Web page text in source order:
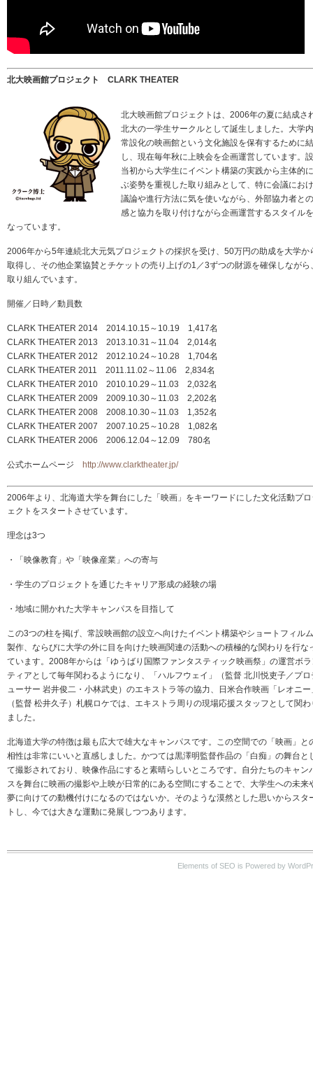
北大映画館プロジェクト CLARK THEATER
北大映画館プロジェクトは、2006年の夏に結成さ
北大の一学生サークルとして誕生しました。大学
常設化の映画館という文化施設を保有するために
し、現在毎年秋に上映会を企画運営しています。
当初から大学生にイベント構築の実践から主体的
ぶ姿勢を重視した取り組みとして、特に会議にお
議論や進行方法に気を使いながら、外部協力者と
感と協力を取り付けながら企画運営するスタイル
なっています。
2006年から5年連続北大元気プロジェクトの採択を受け、50万円の助成を大学か
取得し、その他企業協賛とチケットの売り上げの1／3ずつの財源を確保しながら
取り組んでいます。
開催／日時／動員数
CLARK THEATER 2014 2014.10.15～10.19 1,417名
CLARK THEATER 2013 2013.10.31～11.04 2,014名
CLARK THEATER 2012 2012.10.24～10.28 1,704名
CLARK THEATER 2011 2011.11.02～11.06 2,834名
CLARK THEATER 2010 2010.10.29～11.03 2,032名
CLARK THEATER 2009 2009.10.30～11.03 2,202名
CLARK THEATER 2008 2008.10.30～11.03 1,352名
CLARK THEATER 2007 2007.10.25～10.28 1,082名
CLARK THEATER 2006 2006.12.04～12.09 780名
公式ホームページ http://www.clarktheater.jp/
2006年より、北海道大学を舞台にした「映画」をキーワードにした文化活動プ
ェクトをスタートさせています。
理念は3つ
・「映像教育」や「映像産業」への寄与
・学生のプロジェクトを通じたキャリア形成の経験の場
・地域に開かれた大学キャンパスを目指して
この3つの柱を掲げ、常設映画館の設立へ向けたイベント構築やショートフィル
製作、ならびに大学の外に目を向けた映画関連の活動への積極的な関わりを行な
ています。2008年からは「ゆうばり国際ファンタスティック映画祭」の運営ボ
ティアとして毎年関わるようになり、「ハルフウェイ」（監督 北川悦吏子／プロ
ューサー 岩井俊二・小林武史）のエキストラ等の協力、日米合作映画「レオニー
（監督 松井久子）札幌ロケでは、エキストラ周りの現場応援スタッフとして関わ
ました。
北海道大学の特徴は最も広大で雄大なキャンパスです。この空間での「映画」と
相性は非常にいいと直感しました。かつては黒澤明監督作品の「白痴」の舞台と
て撮影されており、映像作品にすると素晴らしいところです。自分たちのキャン
スを舞台に映画の撮影や上映が日常的にある空間にすることで、大学生への未来
夢に向けての動機付けになるのではないか。そのような漠然とした思いからスタ
トし、今では大きな運動に発展しつつあります。
Elements of SEO is Powered by